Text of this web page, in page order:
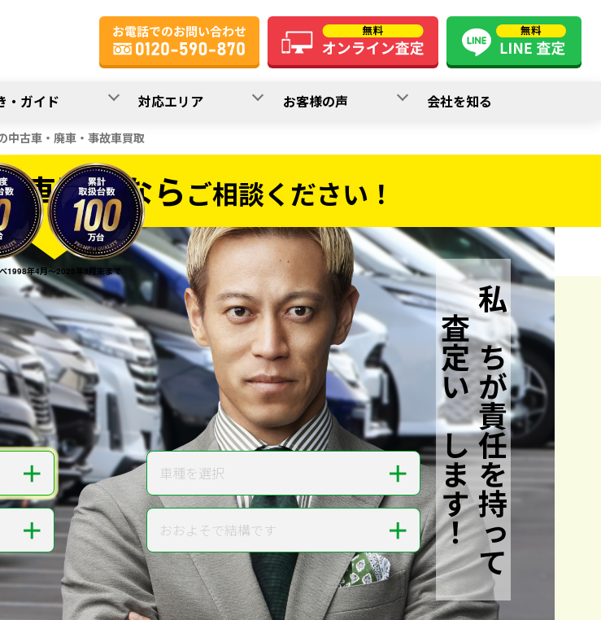
・ガイド 対応エリア お客様の声 会社を知る
中古車・廃車・事故車買取
1998年4月～2025年3月末まで
私たちが責任を持って
査定いたします！
車買取ならご相談ください！
で入力完了！
カンタンWeb査定
お車を丁寧に査定いたします
＋ 車種 車種を選択 ＋
＋ 走行距離 おおよそで結構です ＋
無料で査定する